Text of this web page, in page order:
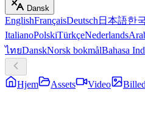
Dansk
EnglishFrançaisDeutsch 日本語한
ItalianoPolskiTürkçeNederlands
ไทยDanskNorsk bokmålBahasa
Hjem Assets Video